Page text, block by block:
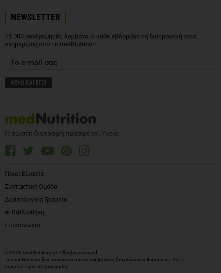
NEWSLETTER
15.000 συνδρομητές λαμβάνουν κάθε εβδομάδα τη διατροφική τους
ενημέρωση από το medNutrition.
Η σωστή διατροφή προσφέρει Υγεία
Ποιοι Είμαστε
Συντακτική Ομάδα
Διαιτολογικά Γραφεία
e- Βιβλιοθήκη
Επικοινωνία
© 2026 medNutrition.gr. All rights reserved.
Το medNutrition δεν παρέχει ιατρικές συμβουλές, διαγνώσεις ή θεραπείες. Δείτε
περισσότερες πληροφορίες